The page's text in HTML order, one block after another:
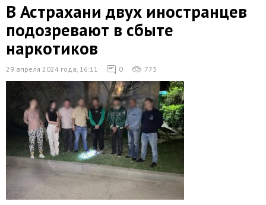
В Астрахани двух иностранцев
подозревают в сбыте
наркотиков
29 апреля 2024 года, 16:11 0 773